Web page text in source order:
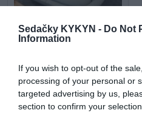
Sedačky KYKYN - Do Not
Information
If you wish to opt-out of the
processing of your personal or
targeted advertising by us,
section to confirm your
Maui mega 2 sed